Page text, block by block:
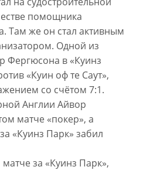
помощника
Там же он стал активным
Одной из
Фергюсона в «Куинз
«Куин оф те Саут»,
со счётом 7:1.
Англии Айвор
матче «покер», а
«Куинз Парк» забил
за «Куинз Парк»,